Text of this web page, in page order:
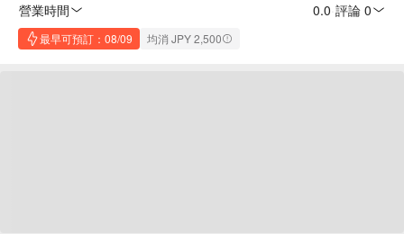
營業時間
0.0 評論 0
最早可預訂：08/09 均消 JPY 2,500